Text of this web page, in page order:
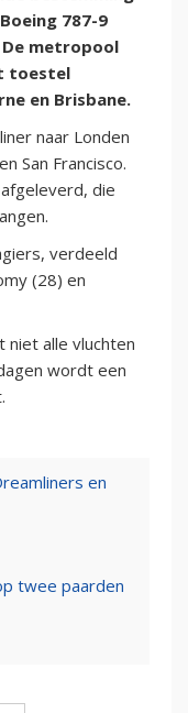
787-9
metropool
toestel
en Brisbane.
naar Londen
San Francisco.
die
verdeeld
(28) en
niet alle vluchten
wordt een
en
twee paarden